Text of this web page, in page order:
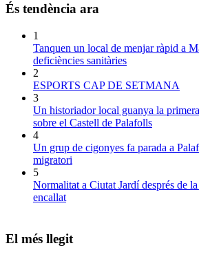
És tendència ara
1
Tanquen un local de menjar ràpid a
deficiències sanitàries
2
ESPORTS CAP DE SETMANA
3
Un historiador local guanya la
sobre el Castell de Palafolls
4
Un grup de cigonyes fa parada a
migratori
5
Normalitat a Ciutat Jardí després de
encallat
El més llegit